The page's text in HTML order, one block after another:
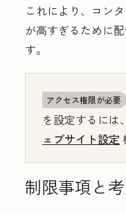
これにより、コン
が高すぎるために
す。
アクセス権限が必要
を設定するには、
ェブサイト設定
制限事項と